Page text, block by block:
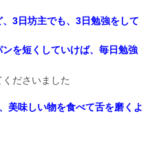
、3日坊主でも、3日勉強をして
を短くしていけば、毎日勉強
ださいました
美味しい物を食べて舌を磨くよ